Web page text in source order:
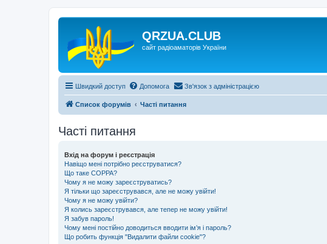
QRZUA.CLUB
сайт радіоаматорів України
Швидкий доступ Допомога Зв'язок з адміністрацією
Список форумів Часті питання
Часті питання
Вхід на форум і реєстрація
Навіщо мені потрібно реєструватися?
Що таке COPPA?
Чому я не можу зареєструватись?
Я тільки що зареєструвався, але не можу увійти!
Чому я не можу увійти?
Я колись зареєструвався, але тепер не можу увійти!
Я забув пароль!
Чому мені постійно доводиться вводити ім’я і пароль?
Що робить функція "Видалити файли cookie"?